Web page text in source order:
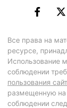
Все права на
ресурсе,
Использование
соблюдении
пользования
размещенную на
соблюдении